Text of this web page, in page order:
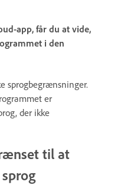
app, får du at vide,
i den
sprogbegrænsninger.
er
der ikke
til at